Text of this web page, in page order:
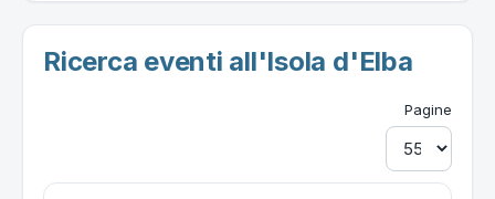
Ricerca eventi all'Isola d'Elba
Pagine